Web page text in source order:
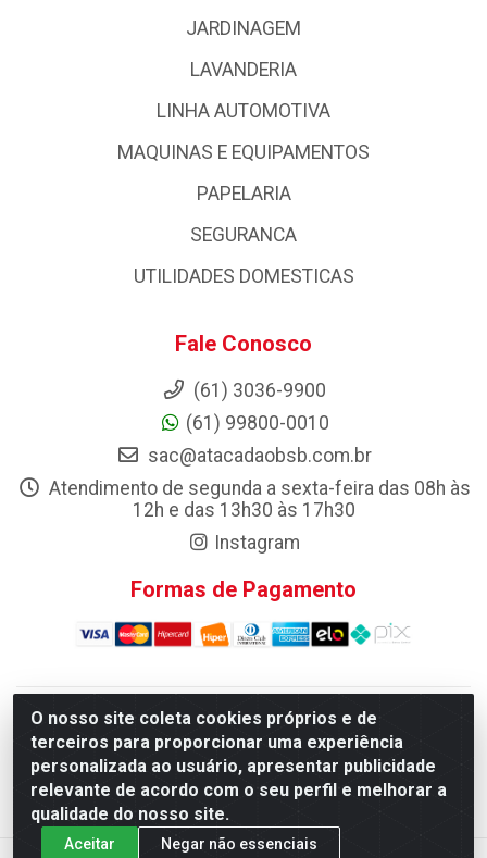
O nosso site coleta cookies próprios e de
terceiros para proporcionar uma experiência
personalizada ao usuário, apresentar publicidade
relevante de acordo com o seu perfil e melhorar a
qualidade do nosso site.
Aceitar Negar não essenciais
JARDINAGEM
LAVANDERIA
LINHA AUTOMOTIVA
MAQUINAS E EQUIPAMENTOS
PAPELARIA
SEGURANCA
UTILIDADES DOMESTICAS
Fale Conosco
(61) 3036-9900
(61) 99800-0010
sac@atacadaobsb.com.br
Atendimento de segunda a sexta-feira das 08h às
12h e das 13h30 às 17h30
Instagram
Formas de Pagamento
Atacadao da Limpeza F. Pereira Queiroz Comercio e
Distribuicao LTDA - Quadra Qi 10 Lotes 39 e, 41 - Setor
Industrial (Taguatinga), Brasília/DF - CEP 72.135-100 - CNPJ
13.184.675/0001-80